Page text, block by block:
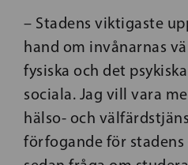
– Stadens viktigaste
hand om invånarnas
fysiska och det
sociala. Jag vill vara
hälso- och
förfogande för